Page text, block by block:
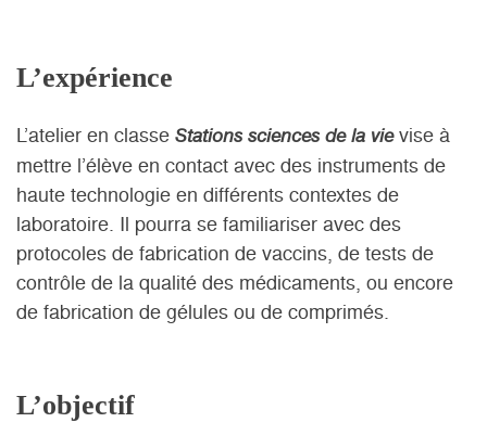
L’expérience
L’atelier en classe Stations sciences de la vievise à
mettre l’élève en contact avec des instruments de
haute technologie en différents contextes de
laboratoire. Il pourra se familiariser avec des
protocoles de fabrication de vaccins, de tests de
contrôle de la qualité des médicaments, ou encore
de fabrication de gélules ou de comprimés.
L’objectif